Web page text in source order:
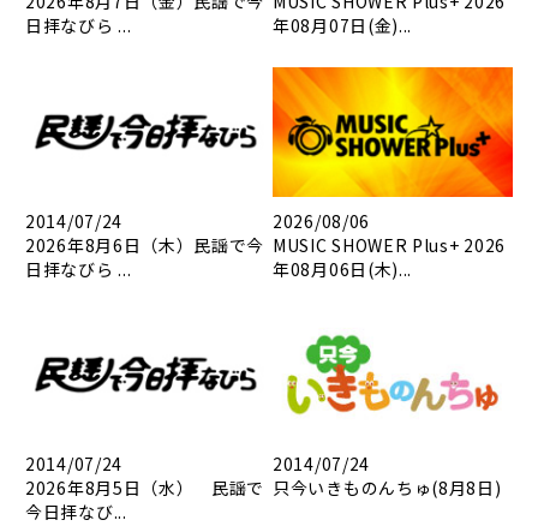
日拝なびら ...
年08月07日(金)...
2014/07/24
2026年8月6日（木）民謡で今
日拝なびら ...
2026/08/06
MUSIC SHOWER Plus+ 2026
年08月06日(木)...
2014/07/24
2026年8月5日（水） 民謡で
今日拝なび...
2014/07/24
只今いきものんちゅ(8月8日)